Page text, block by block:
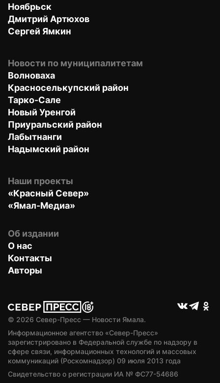
Ноябрьск
Дмитрий Артюхов
Сергей Ямкин
Новости по муниципалитетам
Волноваха
Красноселькупский район
Тарко-Сале
Новый Уренгой
Приуральский район
Лабытнанги
Надымский район
Наши проекты
«Красный Север»
«Ямал-Медиа»
Об издании
О нас
Контакты
Авторы
© 2026 Север-Пресс — Новости Ямала.
Информационное агентство «Север-Пресс»
зарегистрировано в Федеральной службе по надзору в
сфере связи, информационных технологий и массовых
коммуникаций (Роскомнадзор) 09 июля 2013 года
Свидетельство о регистрации ИА № ФС77-54686